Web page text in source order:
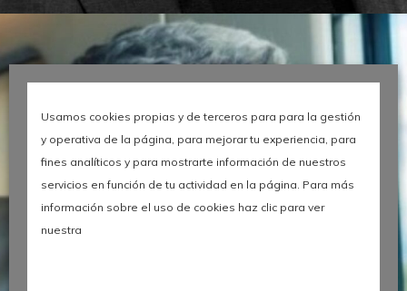
Usamos cookies propias y de terceros para para la gestión
y operativa de la página, para mejorar tu experiencia, para
fines analíticos y para mostrarte información de nuestros
servicios en función de tu actividad en la página. Para más
información sobre el uso de cookies haz clic para ver
nuestra